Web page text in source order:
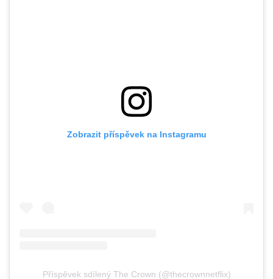
Zobrazit příspěvek na Instagramu
Příspěvek sdílený The Crown (@thecrownnetflix)